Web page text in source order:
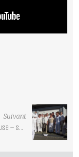
Suivant
Mamma mia dammi cento lire – Voix sur Meuse – Septembre 2012